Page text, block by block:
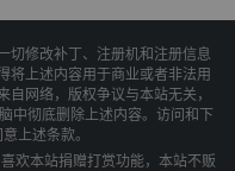
切修改补丁、注册机和注册信息
将上述内容用于商业或者非法用
网络，版权争议与本站无关，
中彻底删除上述内容。访问和下
上述条款。
欢本站捐赠打赏功能，本站不贩